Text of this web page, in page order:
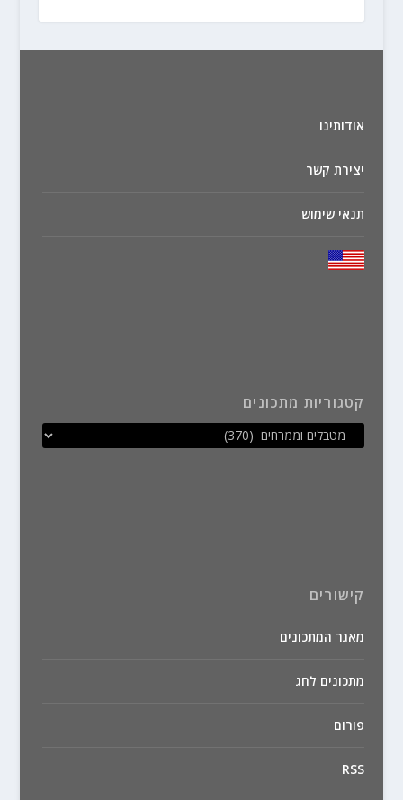
אודותינו
יצירת קשר
תנאי שימוש
קטגוריות מתכונים
קישורים
מאגר המתכונים
מתכונים לחג
פורום
RSS